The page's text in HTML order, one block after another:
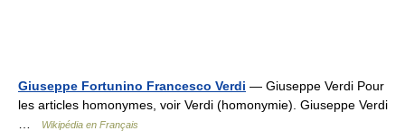
Giuseppe Fortunino Francesco Verdi — Giuseppe Verdi Pour
les articles homonymes, voir Verdi (homonymie). Giuseppe Verdi
Wikipédia en Français